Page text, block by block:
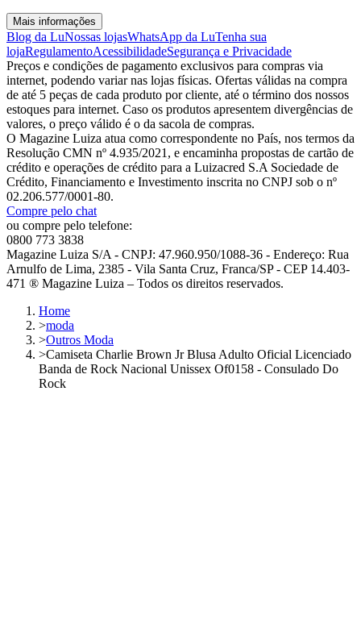
Mais informações
Blog da LuNossas lojasWhatsApp da LuTenha sua
lojaRegulamentoAcessibilidadeSegurança e Privacidade
Preços e condições de pagamento exclusivos para compras via
internet, podendo variar nas lojas físicas. Ofertas válidas na compra
de até 5 peças de cada produto por cliente, até o término dos nossos
estoques para internet. Caso os produtos apresentem divergências de
valores, o preço válido é o da sacola de compras.
O Magazine Luiza atua como correspondente no País, nos termos da
Resolução CMN nº 4.935/2021, e encaminha propostas de cartão de
crédito e operações de crédito para a Luizacred S.A Sociedade de
Crédito, Financiamento e Investimento inscrita no CNPJ sob o nº
02.206.577/0001-80.
Compre pelo chat
ou compre pelo telefone:
0800 773 3838
Magazine Luiza S/A - CNPJ: 47.960.950/1088-36 - Endereço: Rua
Arnulfo de Lima, 2385 - Vila Santa Cruz, Franca/SP - CEP 14.403-
471 ® Magazine Luiza – Todos os direitos reservados.
Home
>moda
>Outros Moda
>Camiseta Charlie Brown Jr Blusa Adulto Oficial Licenciado
Banda de Rock Nacional Unissex Of0158 - Consulado Do
Rock